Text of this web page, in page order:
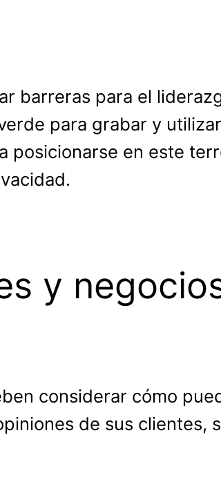
barreras para el
para grabar y
posicionarse en este
y
considerar cómo
de sus clientes,